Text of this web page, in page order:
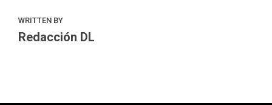
WRITTEN BY
Redacción DL